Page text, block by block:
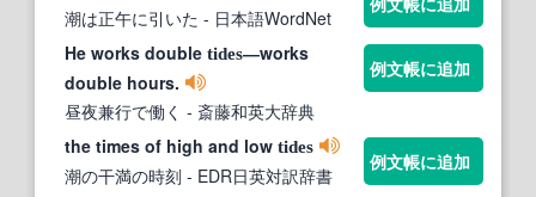
潮は正午に引いた - 日本語WordNet
He works double tides―works
double hours.
昼夜兼行で働く - 斎藤和英大辞典
例文帳に追加
the times of high and low tides
潮の干満の時刻 - EDR日英対訳辞書
例文帳に追加